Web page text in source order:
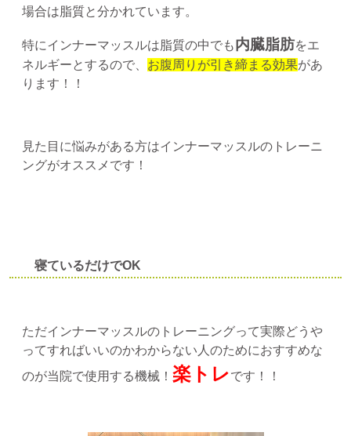
場合は脂質と分かれています。
特にインナーマッスルは脂質の中でも内臓脂肪をエ
ネルギーとするので、 お腹周りが引き締まる効果があ
ります！！
見た目に悩みがある方はインナーマッスルのトレーニ
ングがオススメです！
寝ているだけでOK
ただインナーマッスルのトレーニングって実際どうや
ってすればいいのかわからない人のためにおすすめな
のが当院で使用する機械！ 楽トレです！！